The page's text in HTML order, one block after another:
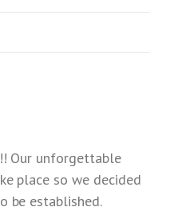
Our unforgettable
place so we decided
be established.